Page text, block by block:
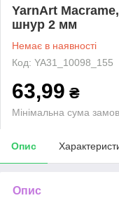
YarnArt
шнур 2 мм
Немає в наявності
Код: YA31_10098_155
63,99 ₴
Мінімальна сума
Опис
Опис